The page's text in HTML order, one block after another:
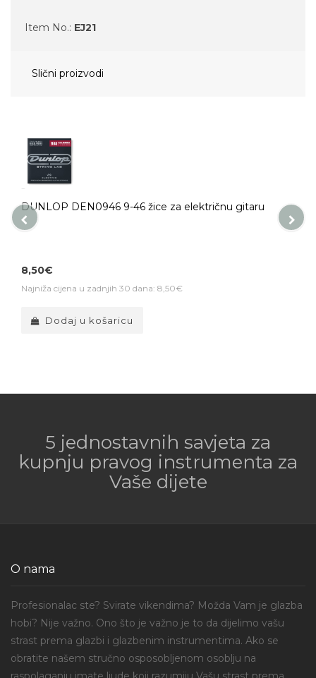
Item No.: EJ21
Slični proizvodi
DUNLOP DEN0946 9-46 žice za električnu gitaru
8,50€
Najniža cijena u zadnjih 30 dana: 8,50€
Dodaj u košaricu
5 jednostavnih savjeta za
kupnju pravog instrumenta za
Vaše dijete
O nama
Profesionalac ste? Svirate vikendima? Možda Vam je glazba
hobi? Nije važno. Ono što je važno je to da dijelimo vašu
strast prema glazbi i glazbenim instrumentima. Ako se
obratite našem stručno osposobljenom osoblju na